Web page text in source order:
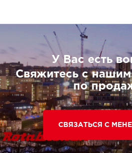
У Вас есть
Свяжитесь с
по
СВЯЗАТЬСЯ С